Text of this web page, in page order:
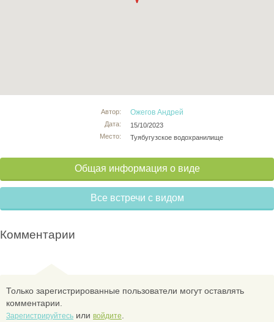
Автор:
Дата:
Место:
Ожегов Андрей
15/10/2023
Туябугузское водохранилище
Общая информация о виде
Все встречи с видом
Комментарии
Только зарегистрированные пользователи могут оставлять
комментарии.
Зарегистрируйтесь или войдите